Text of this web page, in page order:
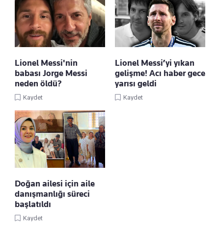
Lionel Messi'nin
babası Jorge Messi
neden öldü?
Kaydet
Lionel Messi’yi yıkan
gelişme! Acı haber gece
yarısı geldi
Kaydet
Doğan ailesi için aile
danışmanlığı süreci
başlatıldı
Kaydet